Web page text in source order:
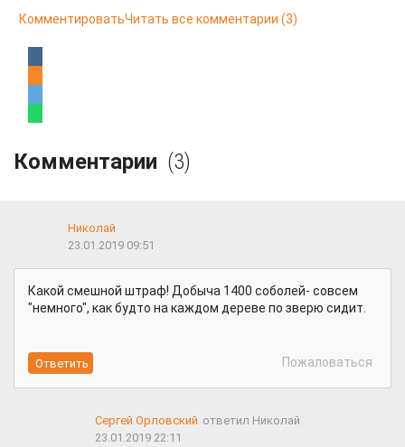
КомментироватьЧитать все комментарии (3)
Комментарии (3)
Николай
23.01.2019 09:51
Какой смешной штраф! Добыча 1400 соболей- совсем
"немного", как будто на каждом дереве по зверю сидит.
Пожаловаться
Сергей Орловский ответил Николай
23.01.2019 22:11